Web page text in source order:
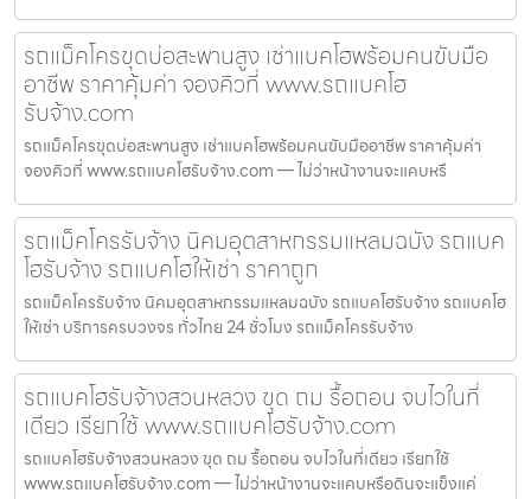
รถแม็คโครขุดบ่อสะพานสูง เช่าแบคโฮพร้อมคนขับมือ
อาชีพ ราคาคุ้มค่า จองคิวที่ www.รถแบคโฮ
รับจ้าง.com
รถแม็คโครขุดบ่อสะพานสูง เช่าแบคโฮพร้อมคนขับมืออาชีพ ราคาคุ้มค่า
จองคิวที่ www.รถแบคโฮรับจ้าง.com — ไม่ว่าหน้างานจะแคบหรื
รถแม็คโครรับจ้าง นิคมอุตสาหกรรมแหลมฉบัง รถแบค
โฮรับจ้าง รถแบคโฮให้เช่า ราคาถูก
รถแม็คโครรับจ้าง นิคมอุตสาหกรรมแหลมฉบัง รถแบคโฮรับจ้าง รถแบคโฮ
ให้เช่า บริการครบวงจร ทั่วไทย 24 ชั่วโมง รถแม็คโครรับจ้าง
รถแบคโฮรับจ้างสวนหลวง ขุด ถม รื้อถอน จบไวในที่
เดียว เรียกใช้ www.รถแบคโฮรับจ้าง.com
รถแบคโฮรับจ้างสวนหลวง ขุด ถม รื้อถอน จบไวในที่เดียว เรียกใช้
www.รถแบคโฮรับจ้าง.com — ไม่ว่าหน้างานจะแคบหรือดินจะแข็งแค่